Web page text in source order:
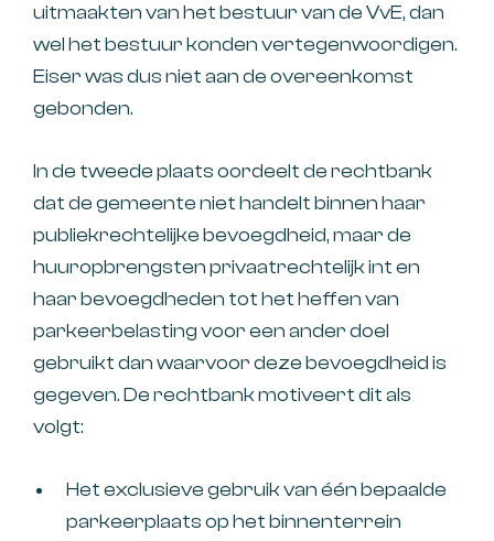
uitmaakten van het bestuur van de VvE, dan
wel het bestuur konden vertegenwoordigen.
Eiser was dus niet aan de overeenkomst
gebonden.
In de tweede plaats oordeelt de rechtbank
dat de gemeente niet handelt binnen haar
publiekrechtelijke bevoegdheid, maar de
huuropbrengsten privaatrechtelijk int en
haar bevoegdheden tot het heffen van
parkeerbelasting voor een ander doel
gebruikt dan waarvoor deze bevoegdheid is
gegeven. De rechtbank motiveert dit als
volgt:
Het exclusieve gebruik van één bepaalde
parkeerplaats op het binnenterrein